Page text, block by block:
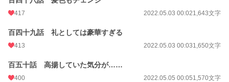
417 2022.05.03 00:021,643文字
百四十九話 礼としては豪華すぎる
413 2022.05.03 00:031,650文字
百五十話 高揚していた気分が……
400 2022.05.05 00:051,570文字